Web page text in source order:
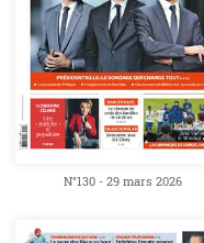
N°130 - 29 mars 2026